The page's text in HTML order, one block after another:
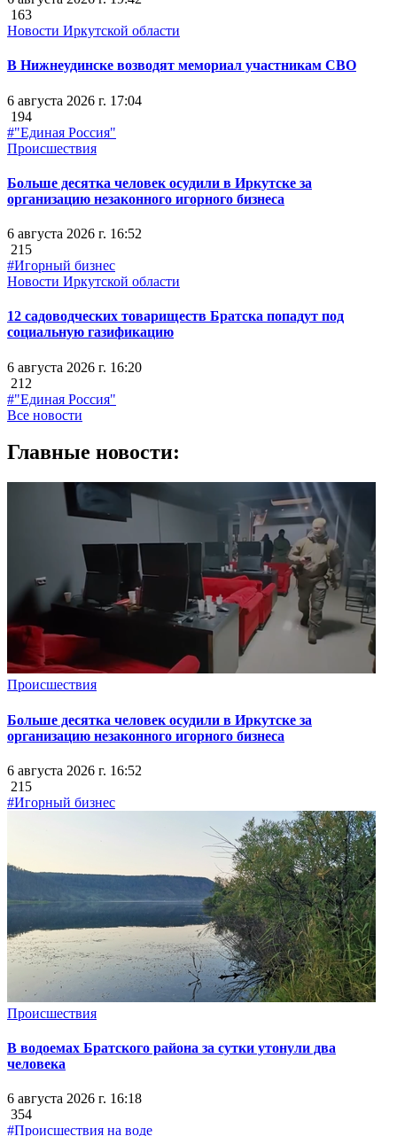
163
Новости Иркутской области
В Нижнеудинске возводят мемориал участникам СВО
6 августа 2026 г. 17:04
194
#"Единая Россия"
Происшествия
Больше десятка человек осудили в Иркутске за
организацию незаконного игорного бизнеса
6 августа 2026 г. 16:52
215
#Игорный бизнес
Новости Иркутской области
12 садоводческих товариществ Братска попадут под
социальную газификацию
6 августа 2026 г. 16:20
212
#"Единая Россия"
Все новости
Главные новости:
Происшествия
Больше десятка человек осудили в Иркутске за
организацию незаконного игорного бизнеса
6 августа 2026 г. 16:52
215
#Игорный бизнес
Происшествия
В водоемах Братского района за сутки утонули два
человека
6 августа 2026 г. 16:18
354
#Происшествия на воде